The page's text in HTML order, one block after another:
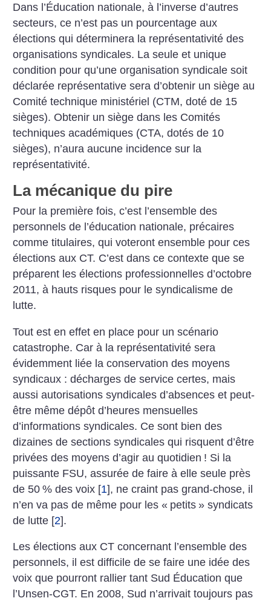
Dans l’Éducation nationale, à l’inverse d’autres
secteurs, ce n’est pas un pourcentage aux
élections qui déterminera la représentativité des
organisations syndicales. La seule et unique
condition pour qu’une organisation syndicale soit
déclarée représentative sera d’obtenir un siège au
Comité technique ministériel (CTM, doté de 15
sièges). Obtenir un siège dans les Comités
techniques académiques (CTA, dotés de 10
sièges), n’aura aucune incidence sur la
représentativité.
La mécanique du pire
Pour la première fois, c’est l’ensemble des
personnels de l’éducation nationale, précaires
comme titulaires, qui voteront ensemble pour ces
élections aux CT. C’est dans ce contexte que se
préparent les élections professionnelles d’octobre
2011, à hauts risques pour le syndicalisme de
lutte.
Tout est en effet en place pour un scénario
catastrophe. Car à la représentativité sera
évidemment liée la conservation des moyens
syndicaux : décharges de service certes, mais
aussi autorisations syndicales d’absences et peut-
être même dépôt d’heures mensuelles
d’informations syndicales. Ce sont bien des
dizaines de sections syndicales qui risquent d’être
privées des moyens d’agir au quotidien ! Si la
puissante FSU, assurée de faire à elle seule près
de 50 % des voix [1], ne craint pas grand-chose, il
n’en va pas de même pour les « petits » syndicats
de lutte [2].
Les élections aux CT concernant l’ensemble des
personnels, il est difficile de se faire une idée des
voix que pourront rallier tant Sud Éducation que
l’Unsen-CGT. En 2008, Sud n’arrivait toujours pas